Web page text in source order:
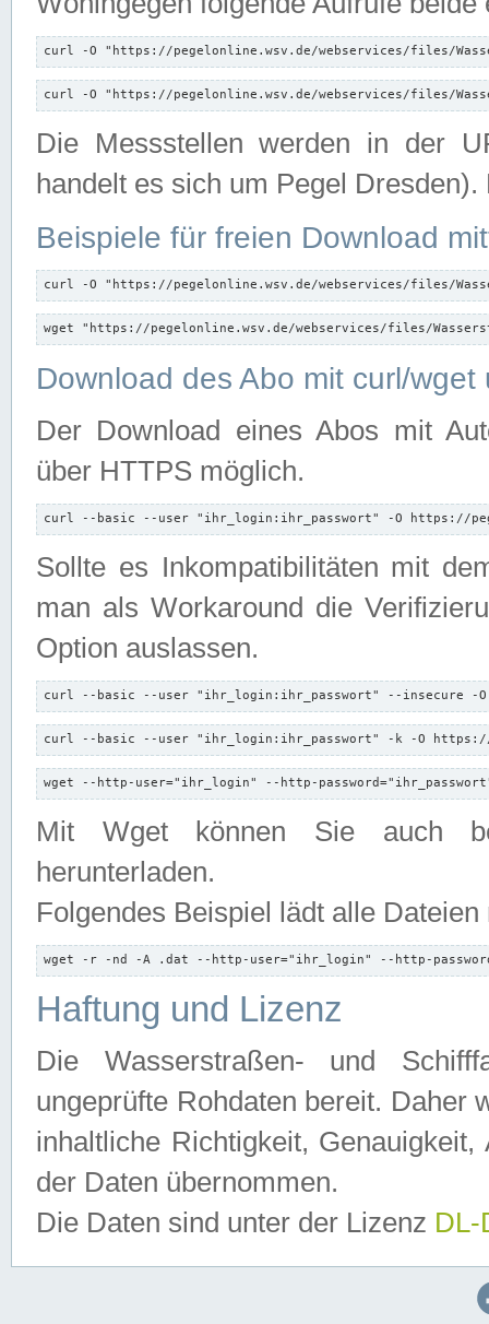
curl -O "https://pegelonline.wsv.de/webservices/files/
curl -O "https://pegelonline.wsv.de/webservices/files/
Die Messstellen werden in der
handelt es sich um Pegel
Beispiele für freien Download
curl -O "https://pegelonline.wsv.de/webservices/files/
wget "https://pegelonline.wsv.de/webservices/files/
Download des Abo mit curl/
Der Download eines Abos mit
über HTTPS möglich.
curl --basic --user "ihr_login:ihr_passwort" -O https://
Sollte es Inkompatibilitäten mit
man als Workaround die
Option auslassen.
curl --basic --user "ihr_login:ihr_passwort" --insecure -
curl --basic --user "ihr_login:ihr_passwort" -k -O
wget --http-user="ihr_login" --http-
Mit Wget können Sie auch
herunterladen.
Folgendes Beispiel lädt alle
wget -r -nd -A .dat --http-user="ihr_login" --http-
Haftung und Lizenz
Die Wasserstraßen- und
ungeprüfte Rohdaten bereit. Daher
inhaltliche Richtigkeit,
der Daten übernommen.
Die Daten sind unter der Lizenz